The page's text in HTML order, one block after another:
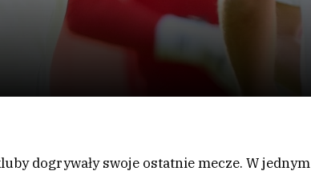
dogrywały swoje ostatnie mecze. W jednym